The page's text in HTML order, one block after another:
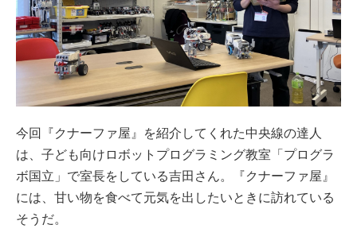
今回『クナーファ屋』を紹介してくれた中央線の達人
は、子ども向けロボットプログラミング教室「プログラ
ボ国立」で室長をしている吉田さん。『クナーファ屋』
には、甘い物を食べて元気を出したいときに訪れている
そうだ。